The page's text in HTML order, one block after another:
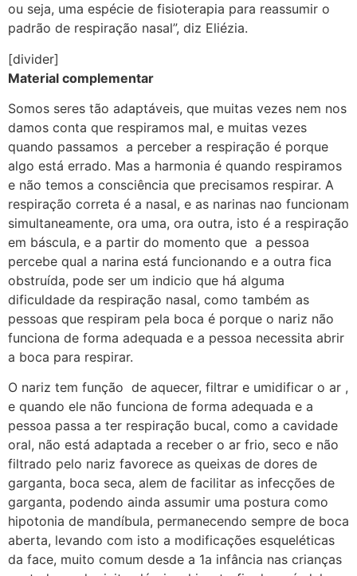
ou seja, uma espécie de fisioterapia para reassumir o
padrão de respiração nasal”, diz Eliézia.
[divider]
Material complementar
Somos seres tão adaptáveis, que muitas vezes nem nos
damos conta que respiramos mal, e muitas vezes
quando passamos a perceber a respiração é porque
algo está errado. Mas a harmonia é quando respiramos
e não temos a consciência que precisamos respirar. A
respiração correta é a nasal, e as narinas nao funcionam
simultaneamente, ora uma, ora outra, isto é a respiração
em báscula, e a partir do momento que a pessoa
percebe qual a narina está funcionando e a outra fica
obstruída, pode ser um indicio que há alguma
dificuldade da respiração nasal, como também as
pessoas que respiram pela boca é porque o nariz não
funciona de forma adequada e a pessoa necessita abrir
a boca para respirar.
O nariz tem função de aquecer, filtrar e umidificar o ar ,
e quando ele não funciona de forma adequada e a
pessoa passa a ter respiração bucal, como a cavidade
oral, não está adaptada a receber o ar frio, seco e não
filtrado pelo nariz favorece as queixas de dores de
garganta, boca seca, alem de facilitar as infecções de
garganta, podendo ainda assumir uma postura como
hipotonia de mandíbula, permanecendo sempre de boca
aberta, levando com isto a modificações esqueléticas
da face, muito comum desde a 1a infância nas crianças